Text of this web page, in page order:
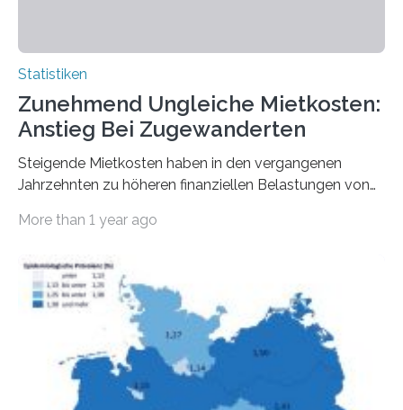
Statistiken
Zunehmend Ungleiche Mietkosten:
Anstieg Bei Zugewanderten
Steigende Mietkosten haben in den vergangenen
Jahrzehnten zu höheren finanziellen Belastungen von
Bundesinstitut für Bevölkerungsforschung (BiB)
gesamten Einkommen zwischen 1990 und 2020 für
unterschiedliche Einkommensgruppen sowie für in
Deutschland geborene Menschen und Zugewanderte
verändert hat. Das Ergebnis: Während Personen mit
hohen Einkommen (oberstes Quintil der Verteilung der
Nettoäquivalenzeinkommen) nur einen moderaten
Anstieg des Mietanteils am Gesamteinkommen
More than 1 year ago